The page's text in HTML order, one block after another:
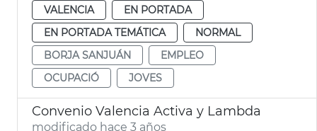
VALENCIA
EN PORTADA
EN PORTADA TEMÁTICA
NORMAL
BORJA SANJUÁN
EMPLEO
OCUPACIÓ
JOVES
Convenio Valencia Activa y Lambda
modificado hace 3 años